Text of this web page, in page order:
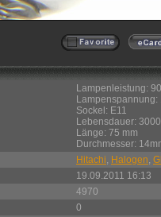
Lampenleistung:
Lampenspannung:
Sockel: E11
Lebensdauer:
Länge: 75 mm
Durchmesser:
Hitachi, Halogen,
19.09.2011 16:13
4970
0